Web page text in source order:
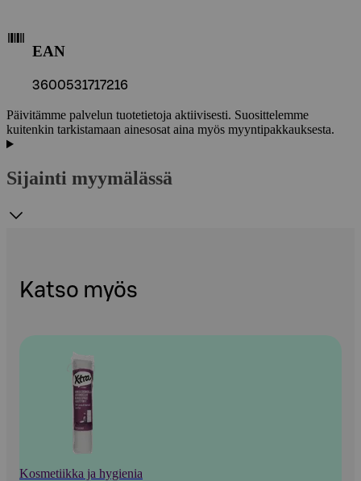
EAN
3600531717216
Päivitämme palvelun tuotetietoja aktiivisesti. Suosittelemme
kuitenkin tarkistamaan ainesosat aina myös myyntipakkauksesta.
Sijainti myymälässä
Katso myös
Kosmetiikka ja hygienia